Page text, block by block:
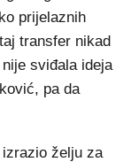
prijelaznih
transfer nikad
sviđala ideja
pa da
želju za